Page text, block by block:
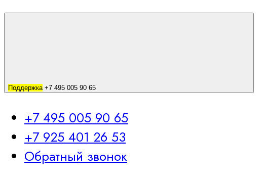
Поддержка+7 495 005 90 65
+7 495 005 90 65
+7 925 401 26 53
Обратный звонок